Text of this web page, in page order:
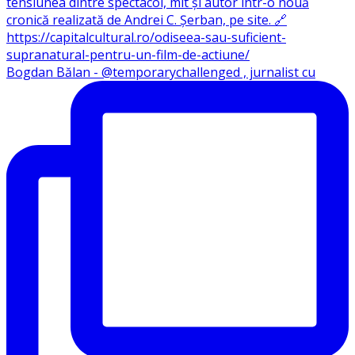
Bogdan Bălan - @temporarychallenged , jurnalist cu